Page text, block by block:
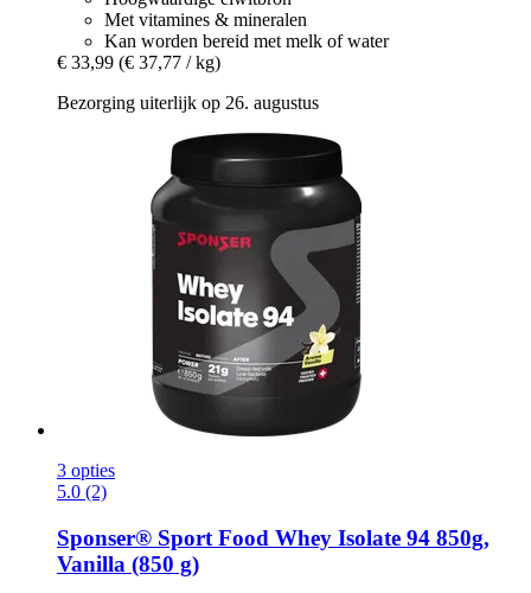
Met vitamines & mineralen
Kan worden bereid met melk of water
€ 33,99 (€ 37,77 / kg)
Bezorging uiterlijk op 26. augustus
3 opties
5.0 (2)
Sponser® Sport Food Whey Isolate 94 850g,
Vanilla (850 g)